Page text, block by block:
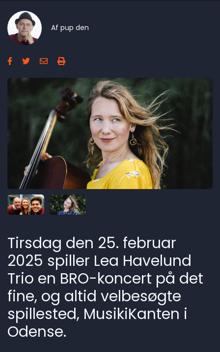
Af pup den
Tirsdag den 25. februar
2025 spiller Lea Havelund
Trio en BRO-koncert på det
fine, og altid velbesøgte
spillested, MusikiKanten i
Odense.